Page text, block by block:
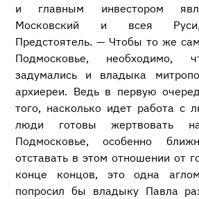
и главным инвестором
Московский и всея
Предстоятель. — Чтобы то же
Подмосковье,
задумались и владыка
архиереи. Ведь в первую
того, насколько идет работа с
люди готовы жертвовать на
Подмосковье, особенно
отставать в этом отношении от
конце концов, это одна
попросил бы владыку Павла